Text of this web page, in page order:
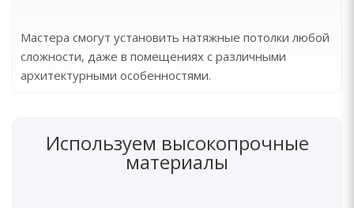
Мастера смогут установить натяжные потолки любой
сложности, даже в помещениях с различными
архитектурными особенностями.
Используем высокопрочные
материалы